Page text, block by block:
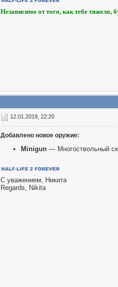
Независимо от того, как тебе тяжело,
12.01.2019, 22:20
Добавлено новое оружие:
Minigun — Многоствольный
С уважением, Никита
Regards, Nikita